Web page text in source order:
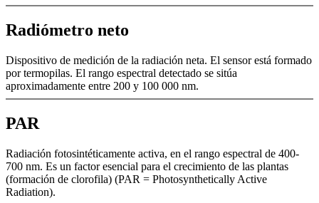
Radiómetro neto
Dispositivo de medición de la radiación neta. El sensor está formado
por termopilas. El rango espectral detectado se sitúa
aproximadamente entre 200 y 100 000 nm.
PAR
Radiación fotosintéticamente activa, en el rango espectral de 400-
700 nm. Es un factor esencial para el crecimiento de las plantas
(formación de clorofila) (PAR = Photosynthetically Active
Radiation).